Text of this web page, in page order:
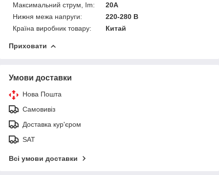
Максимальний струм, Im:
20А
Нижня межа напруги:
220-280 В
Країна виробник товару:
Китай
Приховати
Умови доставки
Нова Пошта
Самовивіз
Доставка кур'єром
SAT
Всі умови доставки